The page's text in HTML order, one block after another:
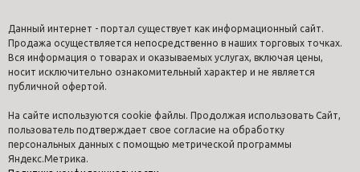
Данный интернет - портал существует как информационный сайт.
Продажа осуществляется непосредственно в наших торговых точках.
Вся информация о товарах и оказываемых услугах, включая цены,
носит исключительно ознакомительный характер и не является
публичной офертой.
На сайте используются cookie файлы. Продолжая использовать Сайт,
пользователь подтверждает свое согласие на обработку
персональных данных с помощью метрической программы
Яндекс.Метрика.